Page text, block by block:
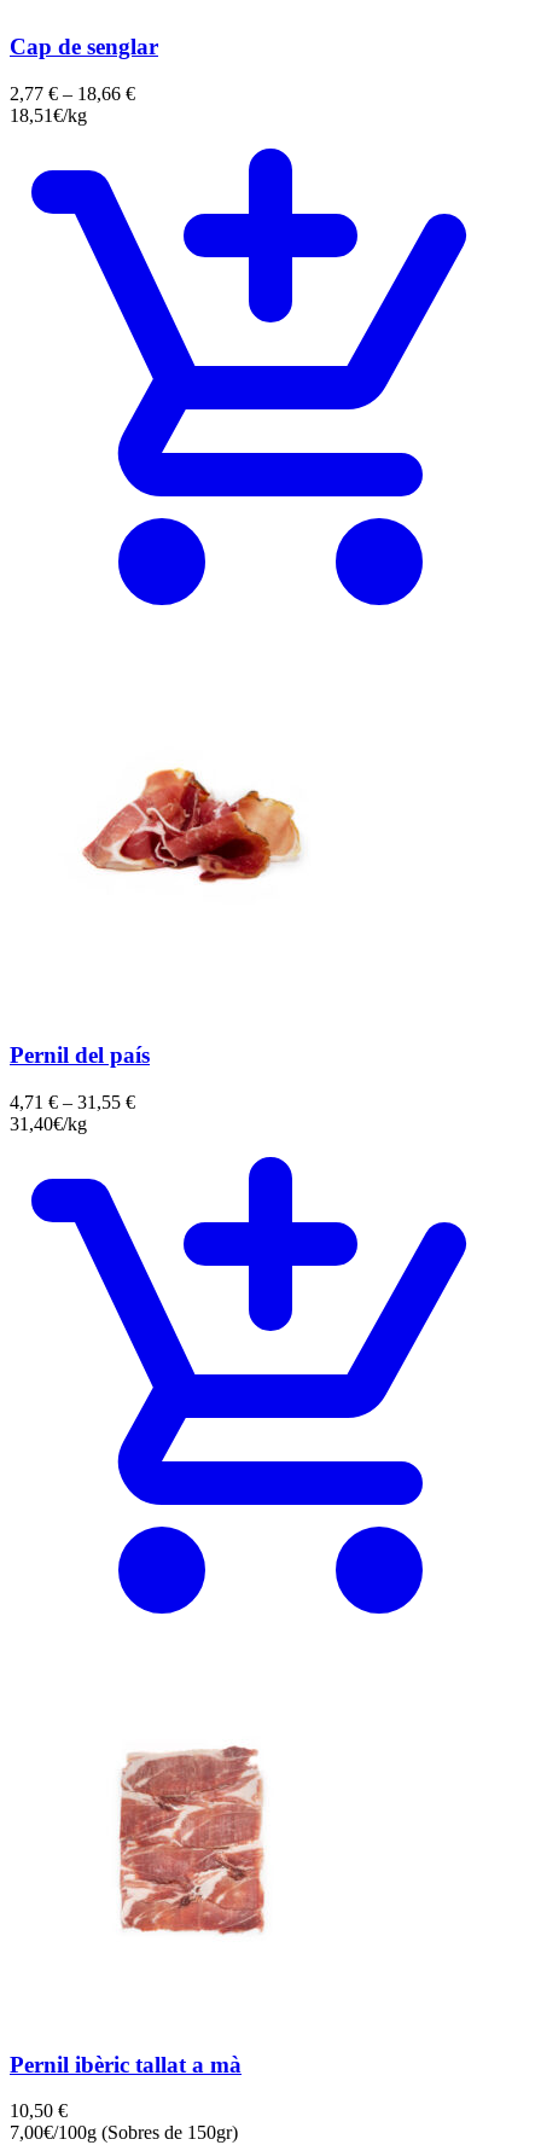
Cap de senglar
2,77 € – 18,66 €
18,51€/kg
Pernil del país
4,71 € – 31,55 €
31,40€/kg
Pernil ibèric tallat a mà
10,50 €
7,00€/100g (Sobres de 150gr)